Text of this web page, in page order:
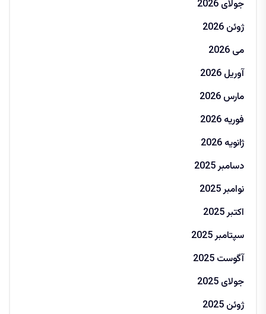
جولای 2026
ژوئن 2026
می 2026
آوریل 2026
مارس 2026
فوریه 2026
ژانویه 2026
دسامبر 2025
نوامبر 2025
اکتبر 2025
سپتامبر 2025
آگوست 2025
جولای 2025
ژوئن 2025